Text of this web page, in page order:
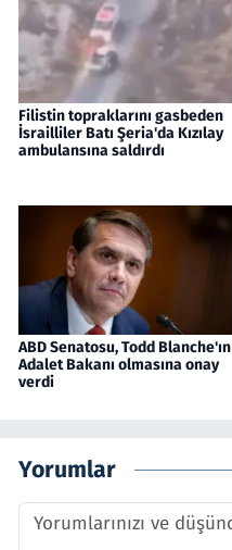
Filistin topraklarını gasbeden
İsrailliler Batı Şeria'da Kızılay
ambulansına saldırdı
ABD Senatosu, Todd Blanche'ın
Adalet Bakanı olmasına onay
verdi
Yorumlar